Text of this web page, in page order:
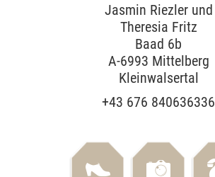
Jasmin Riezler und
Theresia Fritz
Baad 6b
A-6993 Mittelberg
Kleinwalsertal
+43 676 840636336